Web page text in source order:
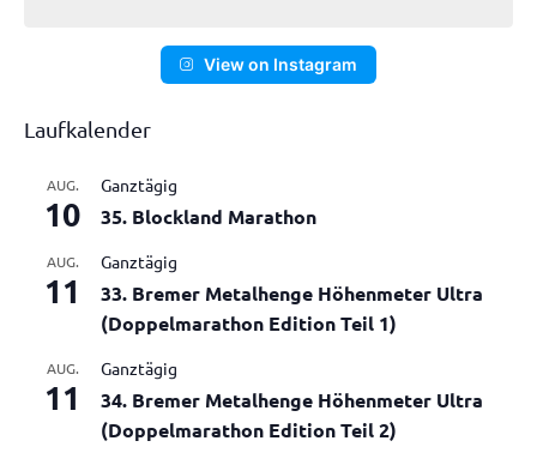
View on Instagram
Laufkalender
AUG.
10
Ganztägig
35. Blockland Marathon
AUG.
11
Ganztägig
33. Bremer Metalhenge Höhenmeter Ultra
(Doppelmarathon Edition Teil 1)
AUG.
11
Ganztägig
34. Bremer Metalhenge Höhenmeter Ultra
(Doppelmarathon Edition Teil 2)